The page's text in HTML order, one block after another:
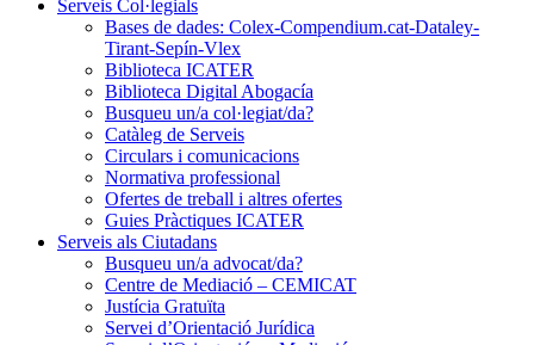
Serveis Col·legials
Bases de dades: Colex-Compendium.cat-Dataley-
Tirant-Sepín-Vlex
Biblioteca ICATER
Biblioteca Digital Abogacía
Busqueu un/a col·legiat/da?
Catàleg de Serveis
Circulars i comunicacions
Normativa professional
Ofertes de treball i altres ofertes
Guies Pràctiques ICATER
Serveis als Ciutadans
Busqueu un/a advocat/da?
Centre de Mediació – CEMICAT
Justícia Gratuïta
Servei d’Orientació Jurídica